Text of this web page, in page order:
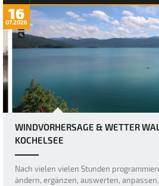
16
07.2026
WINDVORHERSAGE & WETTER
KOCHELSEE
Nach vielen vielen Stunden
ändern, ergänzen, auswerten,